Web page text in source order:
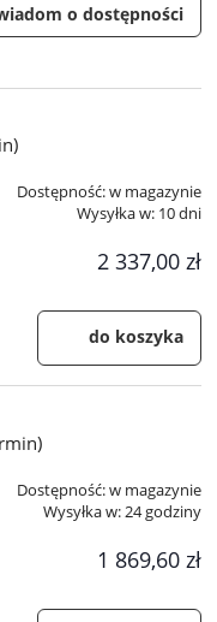
o dostępności
Dostępność:w magazynie
Wysyłka w: 10 dni
2 337,00 zł
do koszyka
Dostępność:w magazynie
Wysyłka w:24 godziny
1 869,60 zł